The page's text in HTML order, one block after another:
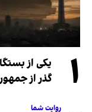
۱
یکی از
گذر از
روایت شما